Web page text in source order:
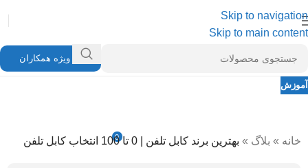
Skip to navigation
Skip to main content
ویژه همکاران
آموزش
نویسنده پاناتلتیر 13, 1405 در تیر 7, 1403
0 خانه » بلاگ » بهترین برند کابل تلفن | 0 تا 100 انتخاب کابل تلفن